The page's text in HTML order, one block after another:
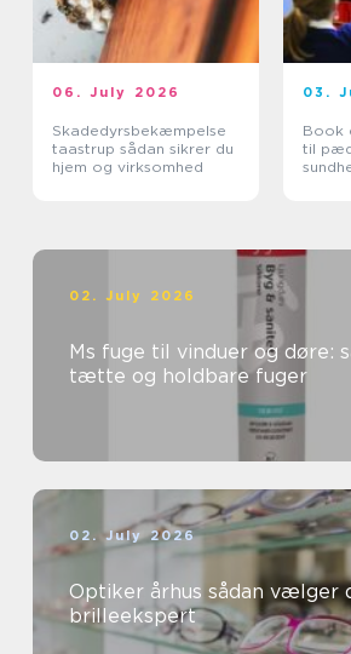
06. July 2026
Skadedyrsbekæmpelse
taastrup sådan sikrer du
hjem og virksomhed
03.
Book
til
02. July 2026
Ms fuge til vinduer og døre:
tætte og holdbare fuger
02. July 2026
Optiker århus sådan vælger du den rette
brilleekspert